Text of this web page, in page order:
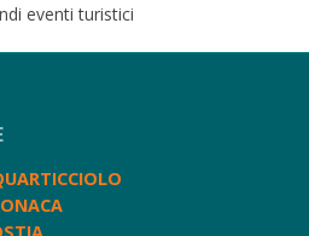
eventi turistici